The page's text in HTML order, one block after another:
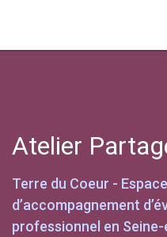
content
Atelier
Terre du Coeur -
d’accompagnement
professionnel en